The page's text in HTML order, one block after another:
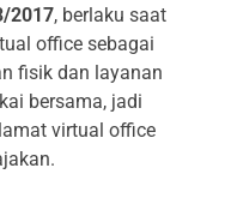
2017, berlaku saat
office sebagai
fisik dan layanan
bersama, jadi
virtual office